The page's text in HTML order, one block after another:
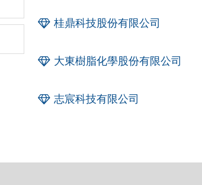
桂鼎科技股份有限公司
大東樹脂化學股份有限公司
志宸科技有限公司